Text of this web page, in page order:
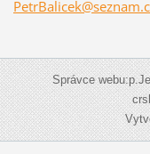
PetrBalicek@sezn
Správce